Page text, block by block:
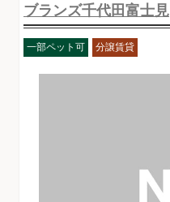
ブランズ千代田富士見
一部ペット可 分譲賃貸